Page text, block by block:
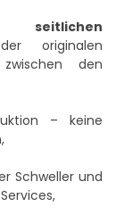
seitlichen
originalen
den
– keine
Schweller und